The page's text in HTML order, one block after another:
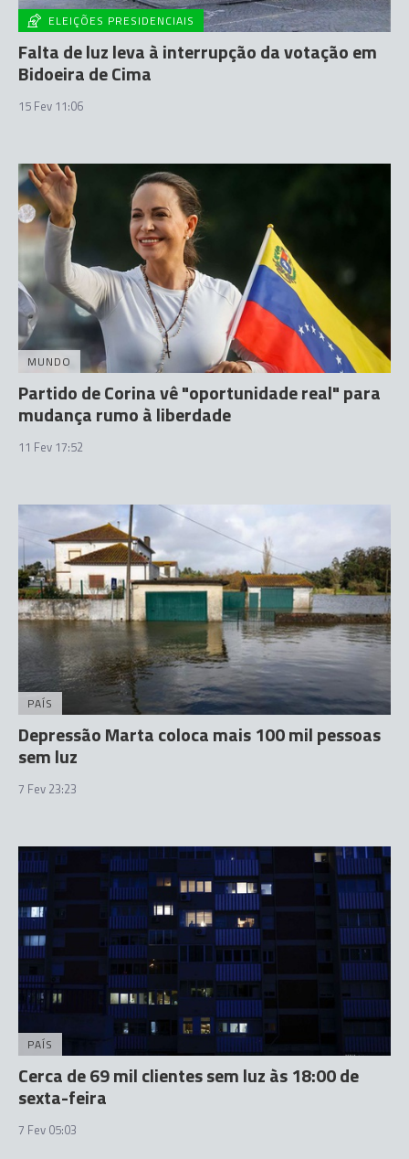
ELEIÇÕES PRESIDENCIAIS
Falta de luz leva à interrupção da votação em
Bidoeira de Cima
15 Fev 11:06
MUNDO
Partido de Corina vê "oportunidade real" para
mudança rumo à liberdade
11 Fev 17:52
PAÍS
Depressão Marta coloca mais 100 mil pessoas
sem luz
7 Fev 23:23
PAÍS
Cerca de 69 mil clientes sem luz às 18:00 de
sexta-feira
7 Fev 05:03